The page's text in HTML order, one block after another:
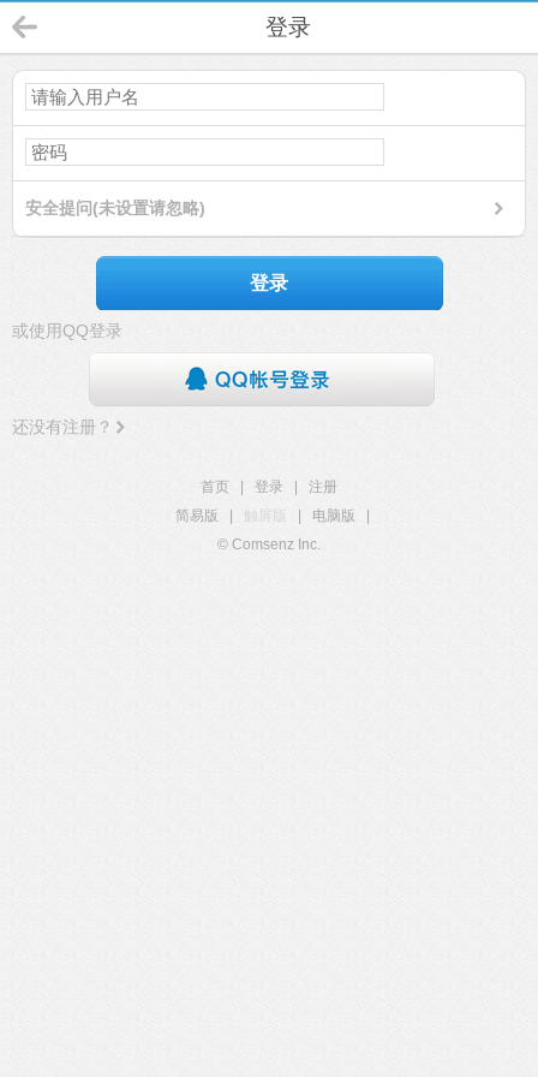
登录
安全提问(未设置请忽略)
登录
或使用QQ登录
还没有注册？
首页 登录
注册
简易版
触屏版 电脑版
© Comsenz Inc.